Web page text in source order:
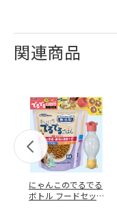
関連商品
にゃんこのでるでる
ボトル フードセッ